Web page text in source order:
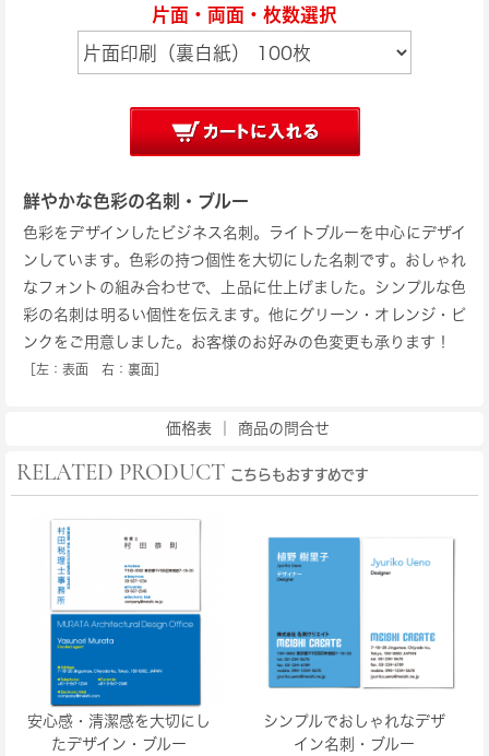
片面・両面・枚数選択
鮮やかな色彩の名刺・ブルー
色彩をデザインしたビジネス名刺。ライトブルーを中心にデザイ
ンしています。色彩の持つ個性を大切にした名刺です。おしゃれ
なフォントの組み合わせで、上品に仕上げました。シンプルな色
彩の名刺は明るい個性を伝えます。他にグリーン・オレンジ・ピ
ンクをご用意しました。お客様のお好みの色変更も承ります！
［左：表面 右：裏面］
価格表 商品の問合せ
RELATED PRODUCT こちらもおすすめです
安心感・清潔感を大切にし
たデザイン・ブルー
シンプルでおしゃれなデザ
イン名刺・ブルー